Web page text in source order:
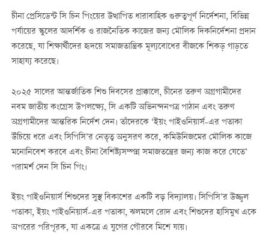
চীনা প্রেসিডেন্ট সি চিন পিংয়ের উত্থাপিত ধারাবাহিক গুরুত্বপূর্ণ নির্দেশনা, বিভিন্ন
পর্যায়ের স্কুলের আদর্শিক ও রাজনৈতিক কাজের জন্য মৌলিক দিকনির্দেশনা প্রদান
করেছে, যা শিক্ষার্থীদের হৃদয়ে সমাজতান্ত্রিক মূল্যবোধের বীজকে শিকড় গাড়তে
সাহায্য করেছে।
২০২৫ সালের আন্তর্জাতিক শিশু দিবসের প্রাক্কালে, চীনের তরুণ অগ্রগামীদের
নবম জাতীয় কংগ্রেস উপলক্ষ্যে, সি একটি অভিনন্দনপত্র পাঠান এবং তরুণ
অগ্রগামীদের আন্তরিক নির্দেশ দেন। তাঁদেরকে ‘ইয়ং পাইওনিয়ার্স-এর পতাকা
উঁচিয়ে ধরে এবং সিপিসি’র নেতৃত্ব অনুসরণ করে, কমিউনিজমের মৌলিক কাজে
মনোনিবেশ করবে এবং চীনা বৈশিষ্ট্যসম্পন্ন সমাজতন্ত্রের জন্য কাজ করে যেতে’
পরামর্শ দেন সি চিন পিং।
ইয়ং পাইওনিয়ার্স শিশুদের সুস্থ বিকাশের একটি বড় বিদ্যালয়। সিপিসি’র উজ্জ্বল
পতাকা, ইয়ং পাইওনিয়ার্স-এর পতাকা, ঝলমলে রোদ এবং শিশুদের হাসিমুখ একে
অপরের পরিপূরক, যা একত্রে এ যুগের গৌরবে মিশে যায়।